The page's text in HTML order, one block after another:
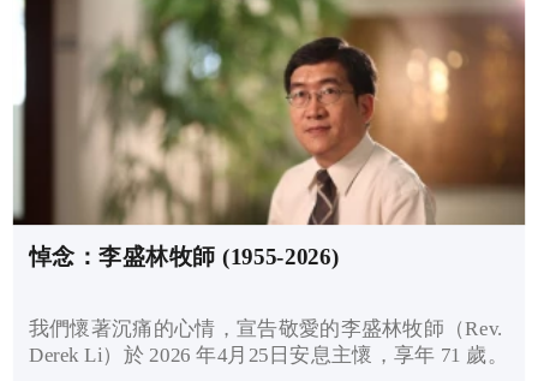
悼念：李盛林牧師 (1955-2026)
我們懷著沉痛的心情，宣告敬愛的李盛林牧師（Rev.
Derek Li）於 2026 年4月25日安息主懷，享年 71 歲。